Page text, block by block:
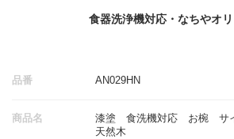
食器洗浄機対応・なちやオ
品番 AN029HN
商品名
漆塗 食洗機対応 お椀 サ
天然木